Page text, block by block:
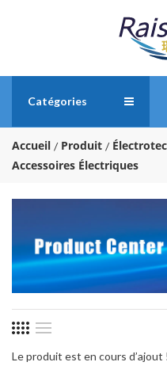
Catégories
Accueil Produit
Accessoires Électriques
Le produit est en cours d’ajout !